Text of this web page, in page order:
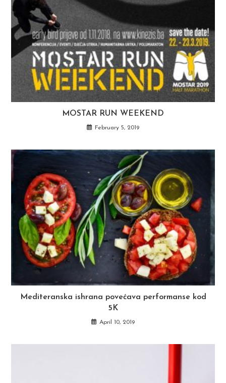
MOSTAR RUN WEEKEND
February 5, 2019
Mediteranska ishrana povećava performanse kod
5K
April 10, 2019